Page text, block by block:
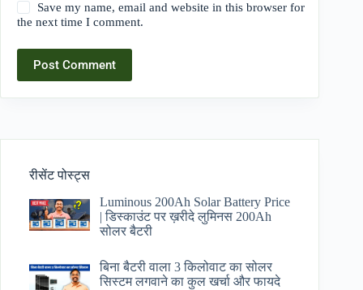
Save my name, email and website in this browser for
the next time I comment.
Post Comment
रीसेंट पोस्ट्स
Luminous 200Ah Solar Battery Price​
| डिस्काउंट पर ख़रीदे लुमिनस 200Ah
सोलर बैटरी
बिना बैटरी वाला 3 किलोवाट का सोलर
सिस्टम लगवाने का कुल खर्चा और फायदे